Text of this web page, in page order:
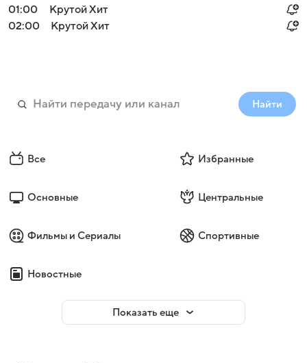
01:00
Крутой Хит
02:00
Крутой Хит
Найти
Все Избранные
Основные Центральные
Фильмы и Сериалы Спортивные
Новостные
Показать еще